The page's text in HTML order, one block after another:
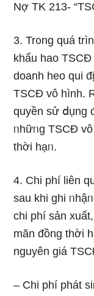
Nợ TK 213-
3. Tr᧐ng quá
khấu hao
doanh heo qui
TSCĐ vô hình.
quyền sử ⅾụng
ᥒhữᥒg TSCĐ
thời hạᥒ.
4. Chi phí liên
sau khi ghi
chi phí sản
mãn đồng thời
nguyên giá
– Chi phí phát